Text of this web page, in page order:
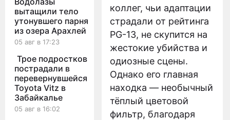
вытащили тело
утонувшего парня
из озера Арахлей
05 авг в 17:23
Трое подростков
пострадали в
перевернувшейся
Toyota Vitz в
Забайкалье
05 авг в 16:02
коллег, чьи адаптации
страдали от рейтинга
PG-13, не скупится на
жестокие убийства и
одиозные сцены.
Однако его главная
находка — необычный
тёплый цветовой
фильтр, благодаря